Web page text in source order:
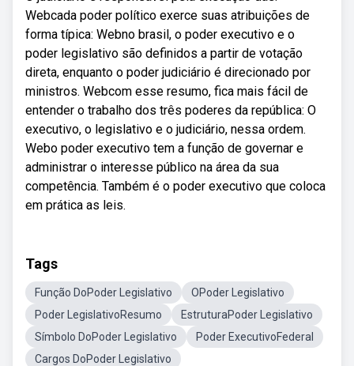
Webcada poder político exerce suas atribuições de
forma típica: Webno brasil, o poder executivo e o
poder legislativo são definidos a partir de votação
direta, enquanto o poder judiciário é direcionado por
ministros. Webcom esse resumo, fica mais fácil de
entender o trabalho dos três poderes da república: O
executivo, o legislativo e o judiciário, nessa ordem.
Webo poder executivo tem a função de governar e
administrar o interesse público na área da sua
competência. Também é o poder executivo que coloca
em prática as leis.
Tags
Função DoPoder Legislativo
OPoder Legislativo
Poder LegislativoResumo
EstruturaPoder Legislativo
Símbolo DoPoder Legislativo
Poder ExecutivoFederal
Cargos DoPoder Legislativo